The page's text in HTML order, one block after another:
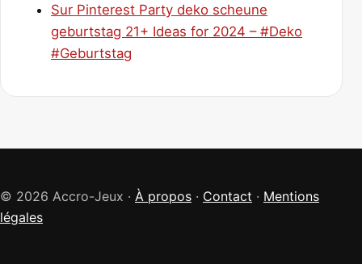
Sur Pinterest Party deko scheune
geburtstag 21+ Ideas for 2024 – #Deko
#Geburtstag
© 2026 Accro-Jeux · À propos · Contact · Mentions
légales